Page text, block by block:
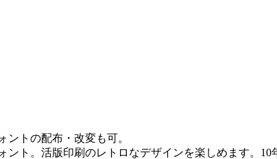
トの配布・改変も可。
ト。活版印刷のレトロなデザインを楽しめます。10